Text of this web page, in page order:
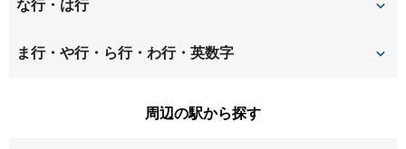
桂町
な行・は行
長尾台町 本郷台
ま行・や行・ら行・わ行・英数字
周辺の駅から探す